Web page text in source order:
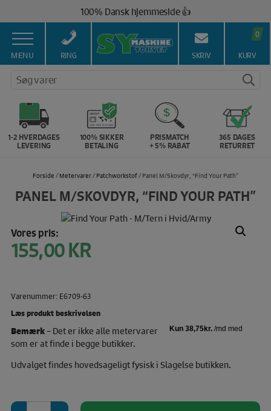
indholdet
100% Dansk hjemmeside 👍
Brug for hjælp? Ring på 43 44 45 15 ☎️
Vi matcher alle danske priser 💰
MENU RING SKRIV
0
KURV
Søg varer
1-2 HVERDAGES
LEVERING
100% SIKKER
BETALING
PRISMATCH
+ 5% RABAT
365 DAGES
RETURRET
Forside / Metervarer/ Patchworkstof/ Panel M/Skovdyr, “Find Your Path”
PANEL M/SKOVDYR, “FIND YOUR PATH”
Vores pris:
155,00KR
Varenummer: E6709-63
Læs produkt beskrivelsen
Bemærk– Det er ikke alle metervarer
som er at finde i begge butikker.
Udvalget findes hovedsageligt fysisk i Slagelse butikken.